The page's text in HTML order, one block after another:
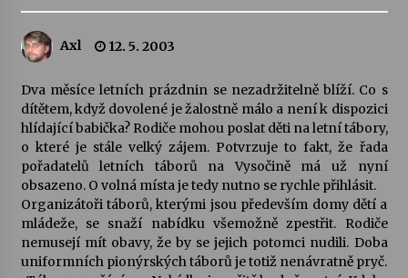
Veselí muzikanti
Pozvánka na integrační festival Quijotova
šedesátka: 28. 7.–1. 8. 2026
28. 7. 2026
Letní koncerty ve Stromovce: Kolchoz a
Jenakaši
28. 7. 2026
Axl 12. 5. 2003
Dva měsíce letních prázdnin se nezadržitelně blíží. Co s
dítětem, když dovolené je žalostně málo a není k dispozici
hlídající babička? Rodiče mohou poslat děti na letní tábory,
o které je stále velký zájem. Potvrzuje to fakt, že řada
pořadatelů letních táborů na Vysočině má už nyní
obsazeno. O volná místa je tedy nutno se rychle přihlásit.
Organizátoři táborů, kterými jsou především domy dětí a
mládeže, se snaží nabídku všemožně zpestřit. Rodiče
nemusejí mít obavy, že by se jejich potomci nudili. Doba
uniformních pionýrských táborů je totiž nenávratně pryč.